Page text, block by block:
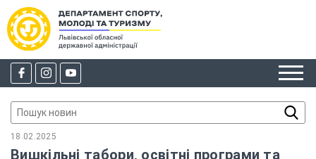
18.02.2025
Вишкільні табори, освітні програми та